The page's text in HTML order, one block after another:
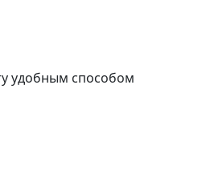
удобным способом